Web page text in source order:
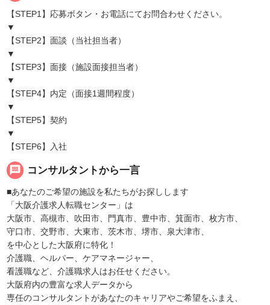
【STEP1】応募ボタン・お電話にてお問合わせください。
▼
【STEP2】面談（当社担当者）
▼
【STEP3】面接（施設面接担当者）
▼
【STEP4】内定（面接1週間程度）
▼
【STEP5】契約
▼
【STEP6】入社
message コンサルタントから一言
■あなたのご希望の施設を私たちがお探しします
「大阪介護求人転職センター」は
大阪市、高槻市、吹田市、門真市、豊中市、箕面市、枚方市、
守口市、交野市、大東市、茨木市、堺市、泉大津市、
を中心とした大阪府に特化！
介護職、ヘルパー、ケアマネージャー、
看護職など、介護職求人はお任せください。
大阪府内の豊富な求人データから
専任のコンサルタントがあなたのキャリアやご希望をふまえ、